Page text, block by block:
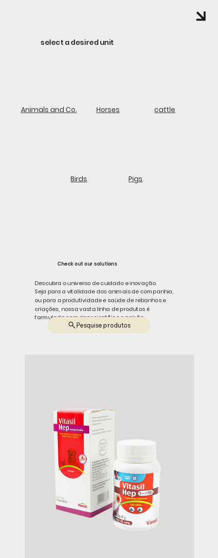
select a desired unit
Animals and Co. Horses cattle
Birds Pigs
Check out our solutions
Descubra o universo de cuidado e inovação.
Seja para a vitalidade dos animais de companhia,
ou para a produtividade e saúde de rebanhos e
criações, nossa vasta linha de produtos é
formulada com rigor científico e paixão.
Pesquise produtos